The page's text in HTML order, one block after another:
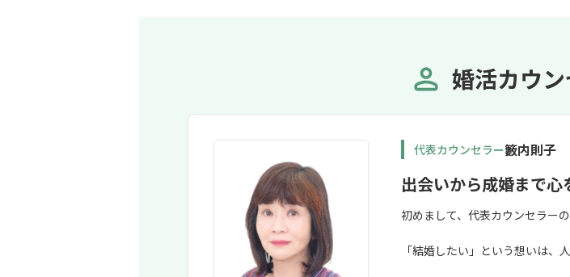
婚活カウ
代表カウンセラー籔内則子
出会いから成婚まで心
初めまして、代表カウンセラーの
「結婚したい」という想いは、